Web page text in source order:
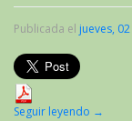
Publicada el jueves,
Seguir leyendo →